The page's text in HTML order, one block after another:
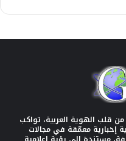
قلب الهوية العربية، تواكب
إخبارية معمّقة في مجالات